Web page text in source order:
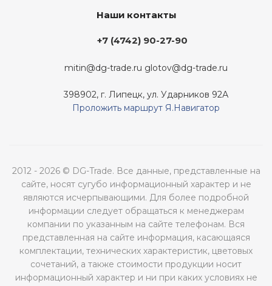
Наши контакты
+7 (4742) 90-27-90
mitin@dg-trade.ru glotov@dg-trade.ru
398902, г. Липецк, ул. Ударников 92А
Проложить маршрут Я.Навигатор
2012 - 2026 © DG-Trade. Все данные, представленные на
сайте, носят сугубо информационный характер и не
являются исчерпывающими. Для более подробной
информации следует обращаться к менеджерам
компании по указанным на сайте телефонам. Вся
представленная на сайте информация, касающаяся
комплектации, технических характеристик, цветовых
сочетаний, а также стоимости продукции носит
информационный характер и ни при каких условиях не